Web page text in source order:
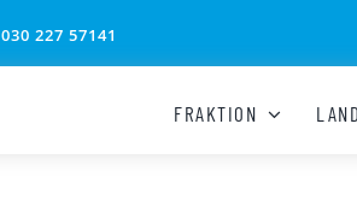
030 227 57141
FRAKTION